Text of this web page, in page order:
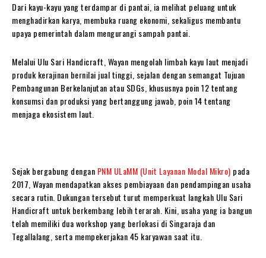
Dari kayu-kayu yang terdampar di pantai, ia melihat peluang untuk
menghadirkan karya, membuka ruang ekonomi, sekaligus membantu
upaya pemerintah dalam mengurangi sampah pantai.
Melalui Ulu Sari Handicraft, Wayan mengolah limbah kayu laut menjadi
produk kerajinan bernilai jual tinggi, sejalan dengan semangat Tujuan
Pembangunan Berkelanjutan atau SDGs, khususnya poin 12 tentang
konsumsi dan produksi yang bertanggung jawab, poin 14 tentang
menjaga ekosistem laut.
Sejak bergabung dengan PNM ULaMM (Unit Layanan Modal Mikro) pada
2017, Wayan mendapatkan akses pembiayaan dan pendampingan usaha
secara rutin. Dukungan tersebut turut memperkuat langkah Ulu Sari
Handicraft untuk berkembang lebih terarah. Kini, usaha yang ia bangun
telah memiliki dua workshop yang berlokasi di Singaraja dan
Tegallalang, serta mempekerjakan 45 karyawan saat itu.